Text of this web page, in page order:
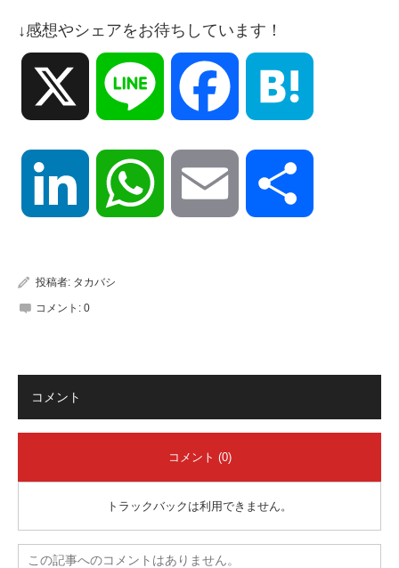
↓感想やシェアをお待ちしています！
Line Facebook
LinkedIn WhatsApp Email
投稿者: タカバシ
コメント: 0
コメント
コメント (0)
トラックバックは利用できません。
この記事へのコメントはありません。